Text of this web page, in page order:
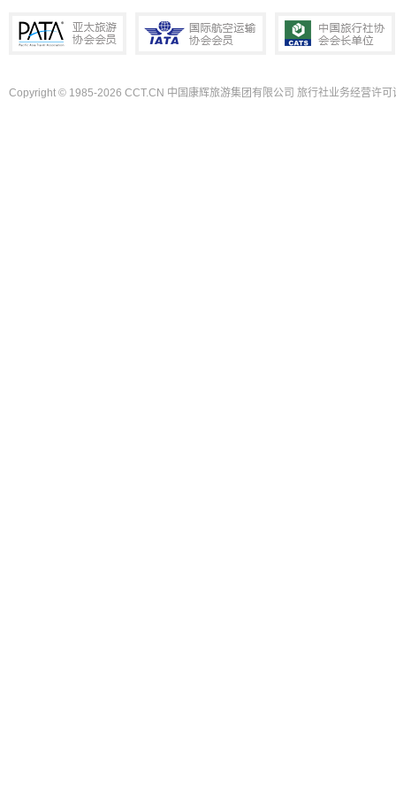
Copyright © 1985-2026 CCT.CN 中国康辉旅游集团有限公司 旅行社业务经营许